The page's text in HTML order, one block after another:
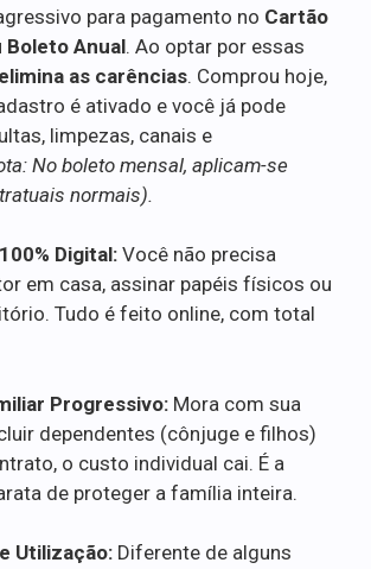
para pagamento no Cartão
Boleto Anual. Ao optar por essas
elimina as carências. Comprou hoje,
é ativado e você já pode
limpezas, canais e
No boleto mensal, aplicam-se
normais).
Digital: Você não precisa
em casa, assinar papéis físicos ou
Tudo é feito online, com total
Progressivo: Mora com sua
dependentes (cônjuge e filhos)
o custo individual cai. É a
de proteger a família inteira.
Utilização: Diferente de alguns